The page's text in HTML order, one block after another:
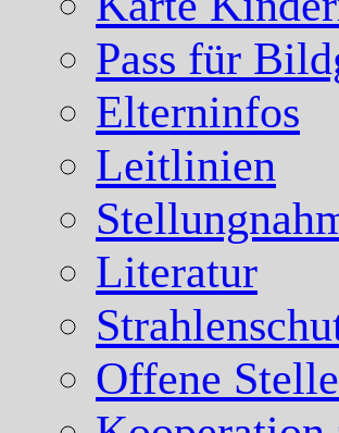
Pass für
Elterninfos
Leitlinien
Literatur
Offene